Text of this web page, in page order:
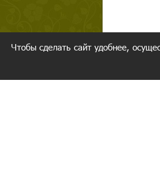
Чтобы сделать сайт удобнее,